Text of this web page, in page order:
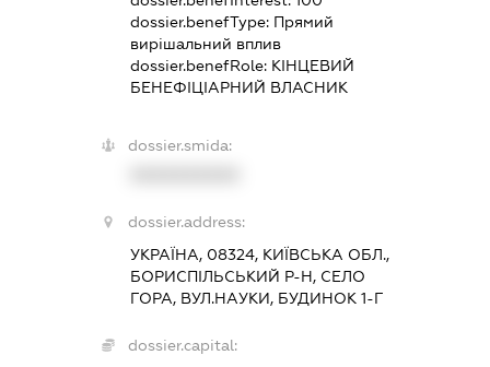
dossier.benefType: Прямий
вирішальний вплив
dossier.benefRole: КІНЦЕВИЙ
БЕНЕФІЦІАРНИЙ ВЛАСНИК
dossier.smida:
dossier.address:
УКРАЇНА, 08324, КИЇВСЬКА ОБЛ.,
БОРИСПІЛЬСЬКИЙ Р-Н, СЕЛО
ГОРА, ВУЛ.НАУКИ, БУДИНОК 1-Г
dossier.capital: